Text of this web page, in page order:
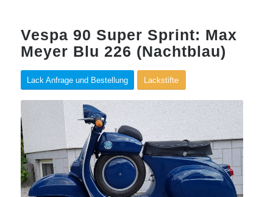
Vespa 90 Super Sprint: Max
Meyer Blu 226 (Nachtblau)
Lack Anfrage und Bestellung Lackstifte